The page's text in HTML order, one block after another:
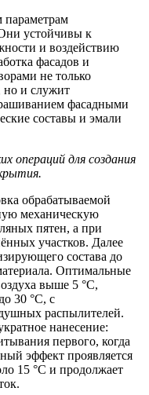
параметрам
устойчивы к
и воздействию
фасадов и
не только
но и служит
фасадными
составы и эмали
операций для создания
обрабатываемой
механическую
пятен, а при
участков. Далее
состава до
Оптимальные
выше 5 °C,
30 °C, с
распылителей.
нанесение:
первого, когда
эффект проявляется
15 °C и продолжает